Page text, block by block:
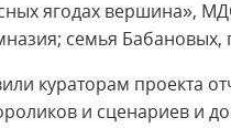
ягодах вершина»,
семья Бабановых,
кураторам проекта
и сценариев и